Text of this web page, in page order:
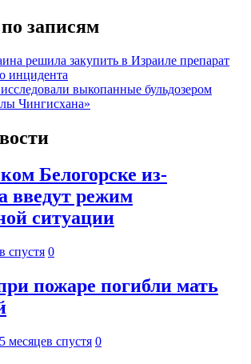
записям
решила закупить в Израиле препарат
инцидента
выкопанные бульдозером
Чингисхана»
Белогорске из-
введут режим
ситуации
спустя 0
пожаре погибли мать
5 месяцев спустя 0